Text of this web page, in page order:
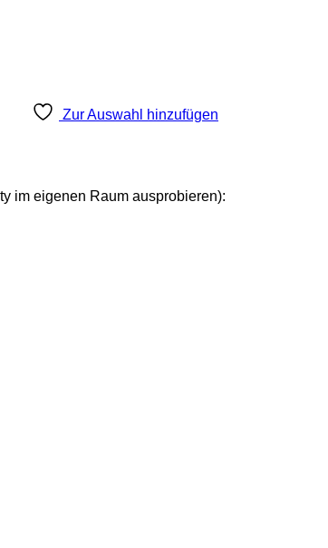
Zur Auswahl hinzufügen
im eigenen Raum ausprobieren):